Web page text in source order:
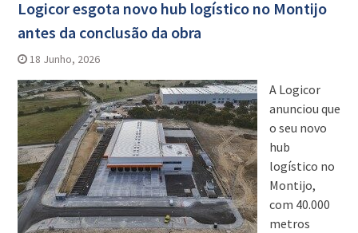
Logicor esgota novo hub logístico no Montijo
antes da conclusão da obra
18 Junho, 2026
A Logicor
anunciou que
o seu novo
hub
logístico no
Montijo,
com 40.000
metros